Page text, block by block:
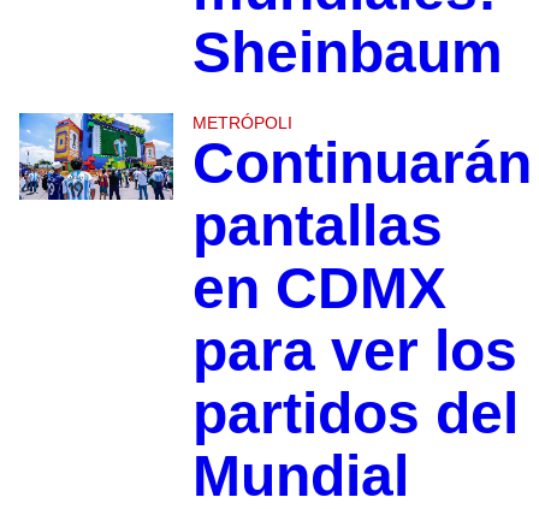
Sheinbaum
METRÓPOLI
Continuarán
pantallas
en CDMX
para ver los
partidos del
Mundial